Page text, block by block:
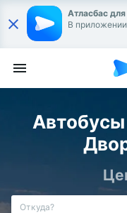
Атласбас
В
Откуда?